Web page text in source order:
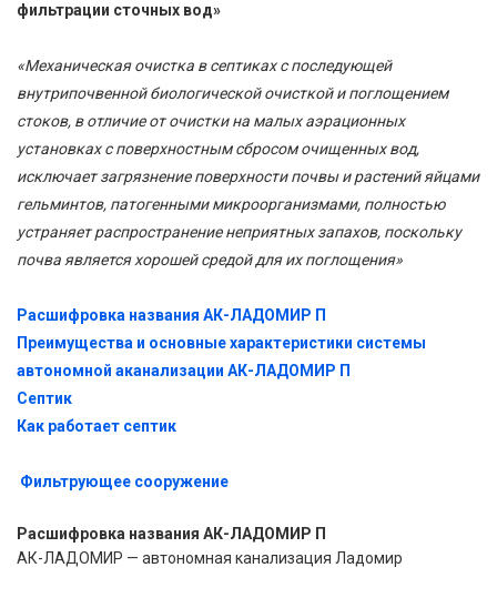
фильтрации сточных вод»
«Механическая очистка в септиках с последующей
внутрипочвенной биологической очисткой и поглощением
стоков, в отличие от очистки на малых аэрационных
установках с поверхностным сбросом очищенных вод,
исключает загрязнение поверхности почвы и растений яйцами
гельминтов, патогенными микроорганизмами, полностью
устраняет распространение неприятных запахов, поскольку
почва является хорошей средой для их поглощения»
Расшифровка названия АК-ЛАДОМИР П
Преимущества и основные характеристики системы
автономной аканализации АК-ЛАДОМИР П
Септик
Как работает септик
Фильтрующее сооружение
Расшифровка названия АК-ЛАДОМИР П
АК-ЛАДОМИР — автономная канализация Ладомир